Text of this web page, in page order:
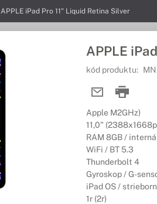
APPLE iPad Pro 11" Liquid Retina Silver
APPLE
kód produktu:
Apple M2GHz)
11,0"
RAM 8GB /
WiFi / BT 5.3
Thunderbolt 4
Gyroskop / G-
iPad OS /
1r (2r)